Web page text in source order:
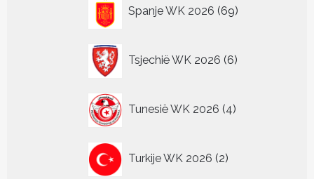
Spanje WK 2026 69
producten
Tsjechië WK 2026 6
producten
Tunesië WK 2026 4
producten
Turkije WK 2026 2
producten